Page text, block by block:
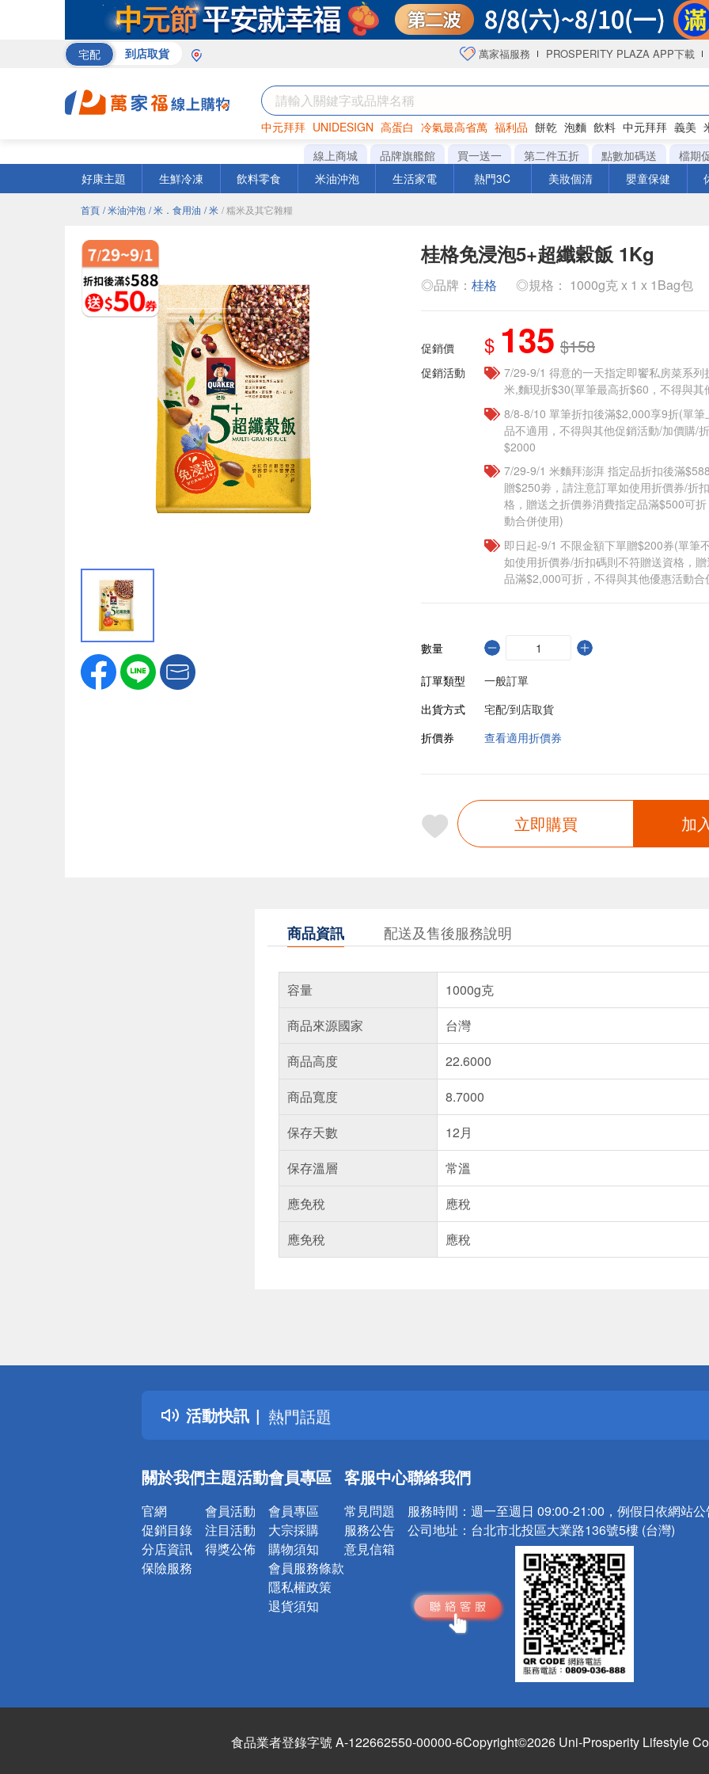
宅配 到店取貨 萬家福服務 PROSPERITY PLAZA APP下載
中元拜拜 UNIDESIGN 高蛋白 冷氣最高省萬 福利品 餅乾 泡麵 飲料 中元拜拜 義美
罐頭 咖啡 海苔
線上商城 品牌旗艦館 買一送一 第二件五折 點數加碼送
檔期
好康主題
生鮮冷凍 飲料零食 米油沖泡 生活家電 熱門3C 美妝個清 嬰童保健
首頁 / 米油沖泡 / 米．食用油 / 米 / 糯米及其它雜糧
桂格免浸泡5+超纖穀飯 1Kg
◎品牌： 桂格 ◎規格： 1000g克 x 1 x 1Bag包
促銷價 $ 135 $158
促銷活動
7/29-9/1 得意的一天指定即饗私房菜系列
米,麵現折$30(單筆最高折$60，不得與其
8/8-8/10 單筆折扣後滿$2,000享9折(單
品不適用，不得與其他促銷活動/加價購/
$2000
7/29-9/1 米麵拜澎湃 指定品折扣後滿
贈$250劵，請注意訂單如使用折價券/折
格，贈送之折價券消費指定品滿$500可
動合併使用)
即日起-9/1 不限金額下單贈$200券(單筆
如使用折價券/折扣碼則不符贈送資格，
品滿$2,000可折，不得與其他優惠活動合
數量
訂單類型
一般訂單
出貨方式
宅配/到店取貨
折價券
查看適用折價券
立即購買 加
商品資訊 配送及售後服務說明
容量
1000g克
商品來源國家
台灣
商品高度
22.6000
商品寬度
8.7000
保存天數
12月
保存溫層
常溫
應免稅
應稅
應免稅
應稅
活動快訊
詐騙網頁！請小心！
得獎公告
熱門話題
銀行優惠
詐騙網頁！請小心！
關於我們
官網
促銷目錄
分店資訊
保險服務
主題活動
會員活動
注目活動
得獎公佈
會員專區
會員專區
大宗採購
購物須知
會員服務條款
隱私權政策
退貨須知
客服中心
常見問題
服務公告
意見信箱
聯絡我們
服務時間： 週一至週日 09:00-21:00，例假日依網站
公司地址： 台北市北投區大業路136號5樓 (台灣)
食品業者登錄字號 A-122662550-00000-6Copyright©2026 Uni-Prosperity Lifestyle